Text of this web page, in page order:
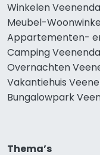
Winkelen
Meubel-
Appartementen-
Camping
Overnachten
Vakantiehuis
Bungalowpark
Thema’s